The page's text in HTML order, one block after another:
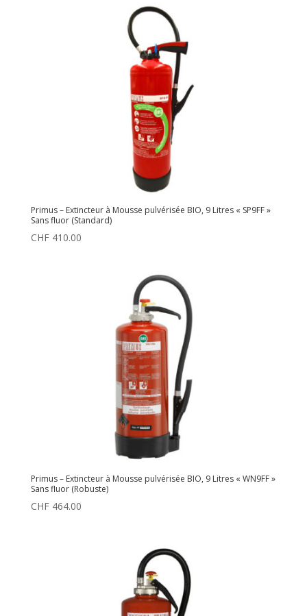
Primus – Extincteur à Mousse pulvérisée BIO, 9 Litres « SP9FF »
Sans fluor (Standard)
CHF410.00
Primus – Extincteur à Mousse pulvérisée BIO, 9 Litres « WN9FF »
Sans fluor (Robuste)
CHF464.00